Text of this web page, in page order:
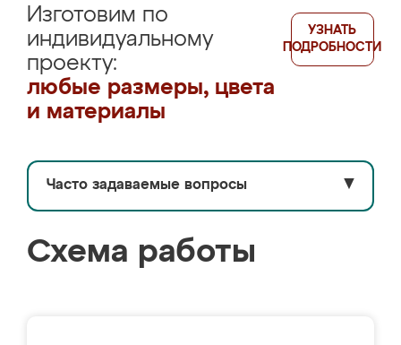
Изготовим по
индивидуальному
проекту:
любые размеры, цвета
и материалы
УЗНАТЬ
ПОДРОБНОСТИ
Часто задаваемые вопросы ▼
Схема работы